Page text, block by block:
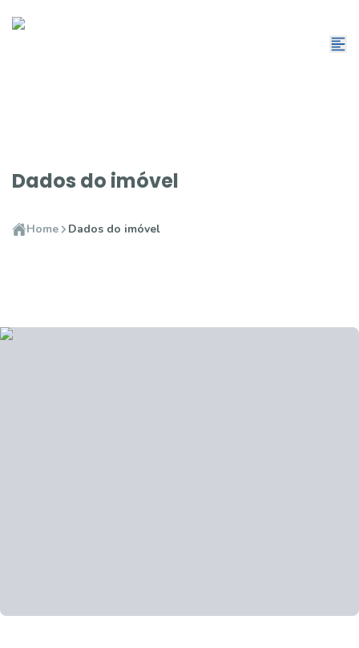
Dados do imóvel
Home Dados do imóvel